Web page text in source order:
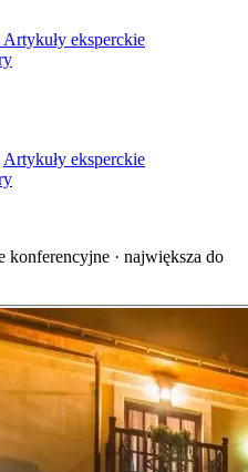
Artykuły eksperckie
Artykuły eksperckie
konferencyjne · największa do